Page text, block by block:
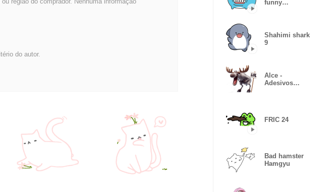
do autor.
funny
Shahimi shark
9
Alce -
Adesivos
FRIC 24
Bad hamster
Hamgyu